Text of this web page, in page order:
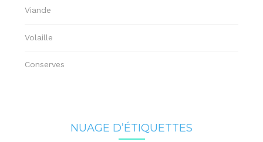
Viande
Volaille
Conserves
NUAGE D’ÉTIQUETTES